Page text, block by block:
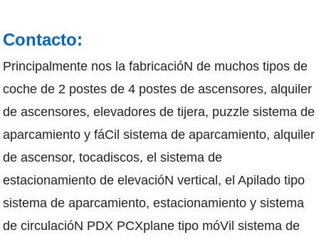
Contacto:
Principalmente nos la fabricacióN de muchos tipos de
coche de 2 postes de 4 postes de ascensores, alquiler
de ascensores, elevadores de tijera, puzzle sistema de
aparcamiento y fáCil sistema de aparcamiento, alquiler
de ascensor, tocadiscos, el sistema de
estacionamiento de elevacióN vertical, el Apilado tipo
sistema de aparcamiento, estacionamiento y sistema
de circulacióN PDX PCXplane tipo móVil sistema de